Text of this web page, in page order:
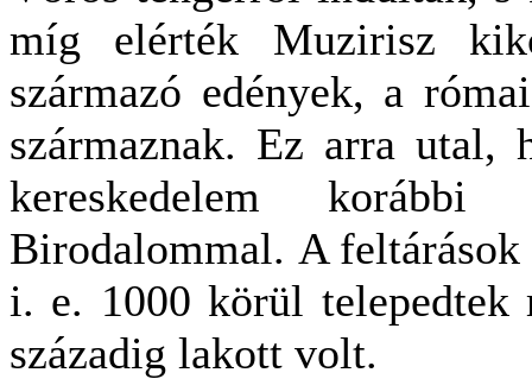
míg elérték Muzirisz
származó edények, a
származnak. Ez arra utal,
kereskedelem
Birodalommal. A feltárások
i. e. 1000 körül
századig lakott volt.